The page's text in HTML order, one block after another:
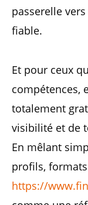
passerelle
fiable.
Et pour ceux
compétences,
totalement
visibilité et de
En mêlant
profils,
https://